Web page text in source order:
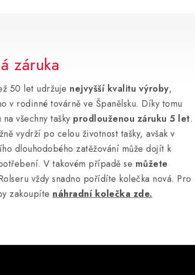
záruka
50 let udržuje nejvyšší kvalitu výroby,
v rodinné továrně ve Španělsku. Díky tomu
všechny tašky prodlouženou záruku 5 let.
vydrží po celou životnost tašky, avšak v
dlouhodobého zatěžování může dojít k
V takovém případě se můžete
vždy snadno pořídíte kolečka nová. Pro
zakoupíte náhradní kolečka zde.